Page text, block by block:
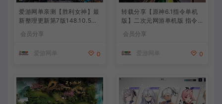
爱游网单亲测【胜利女神】最
新整理更新第7版148.10.5NI
活动148版本官服GM可无限
频安装教学
会员分享
爱游网单 0
转载分享【原神6.1指令单机
版】二次元网游单机版 指令
背包 抽卡 商店 MOD 未亲测
会员分享
爱游网单 0